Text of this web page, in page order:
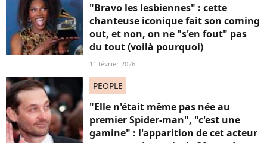
"Bravo les lesbiennes" : cette
chanteuse iconique fait son coming
out, et non, on ne "s'en fout" pas
du tout (voilà pourquoi)
11 février 2026
PEOPLE
"Elle n'était même pas née au
premier Spider-man", "c'est une
gamine" : l'apparition de cet acteur